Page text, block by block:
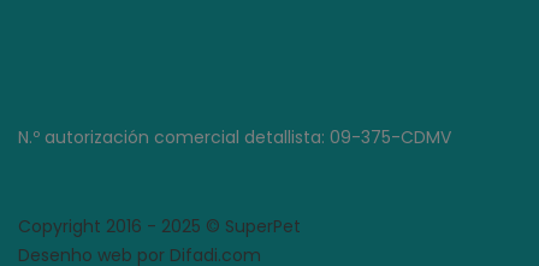
N.º autorización comercial detallista: 09-375-CDMV
Copyright 2016 - 2025 © SuperPet
Desenho web por Difadi.com